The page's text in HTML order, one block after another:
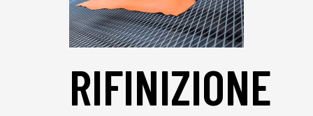
RIFINIZIONE